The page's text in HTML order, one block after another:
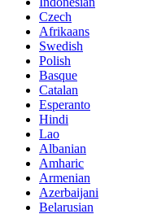
Czech
Afrikaans
Swedish
Polish
Basque
Catalan
Esperanto
Hindi
Lao
Albanian
Amharic
Armenian
Azerbaijani
Belarusian